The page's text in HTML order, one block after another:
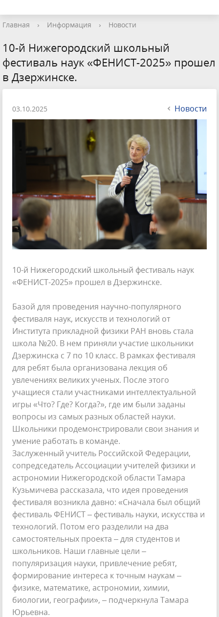
Главная › Информация › Новости
10-й Нижегородский школьный
фестиваль наук «ФЕНИСТ-2025» прошел
в Дзержинске.
03.10.2025 Новости
10-й Нижегородский школьный фестиваль наук
«ФЕНИСТ-2025» прошел в Дзержинске.
Базой для проведения научно-популярного
фестиваля наук, искусств и технологий от
Института прикладной физики РАН вновь стала
школа №20. В нем приняли участие школьники
Дзержинска с 7 по 10 класс. В рамках фестиваля
для ребят была организована лекция об
увлечениях великих ученых. После этого
учащиеся стали участниками интеллектуальной
игры «Что? Где? Когда?», где им были заданы
вопросы из самых разных областей науки.
Школьники продемонстрировали свои знания и
умение работать в команде.
Заслуженный учитель Российской Федерации,
сопредседатель Ассоциации учителей физики и
астрономии Нижегородской области Тамара
Кузьмичева рассказала, что идея проведения
фестиваля возникла давно: «Сначала был общий
фестиваль ФЕНИСТ – фестиваль науки, искусства и
технологий. Потом его разделили на два
самостоятельных проекта – для студентов и
школьников. Наши главные цели –
популяризация науки, привлечение ребят,
формирование интереса к точным наукам –
физике, математике, астрономии, химии,
биологии, географии», – подчеркнула Тамара
Юрьевна.